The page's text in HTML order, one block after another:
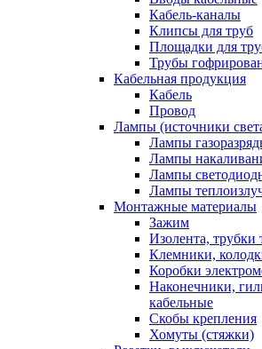
Кабель-каналы
Клипсы для труб
Площадки для
Трубы
Кабельная продукция
Кабель
Провод
Лампы (источники
Лампы
Лампы
Лампы
Лампы
Монтажные материалы
Зажим
Изолента, трубки
Клемники,
Коробки
Наконечники,
кабельные
Скобы крепления
Хомуты (стяжки)